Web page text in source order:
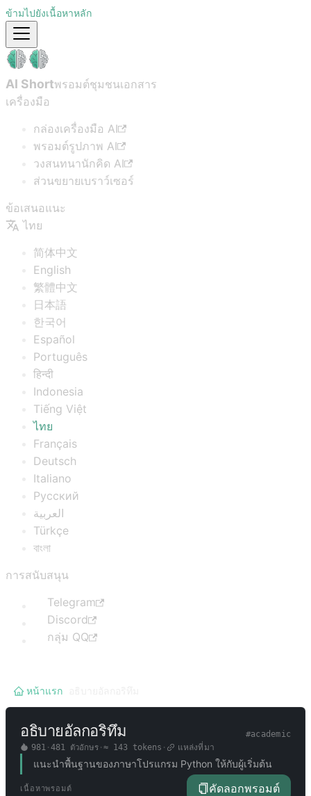
ข้ามไปยังเนื้อหาหลัก
AI Shortพรอมต์ชุมชนเอกสาร
เครื่องมือ
กล่องเครื่องมือ AI
พรอมต์รูปภาพ AI
วงสนทนานักคิด AI
ส่วนขยายเบราว์เซอร์
ข้อเสนอแนะ
ไทย
简体中文
English
繁體中文
日本語
한국어
Español
Português
हिन्दी
Indonesia
Tiếng Việt
ไทย
Français
Deutsch
Italiano
Русский
العربية
Türkçe
বাংলা
การสนับสนุน
Telegram
Discord
กลุ่ม QQ
หน้าแรก
อธิบายอัลกอริทึม #academic
981· 481 ตัวอักษร· ≈ 143tokens · แหล่งที่มา
แนะนำพื้นฐานของภาษาโปรแกรม Python ให้กับผู้เริ่มต้น
เนื้อหาพรอมต์ คัดลอกพรอมต์